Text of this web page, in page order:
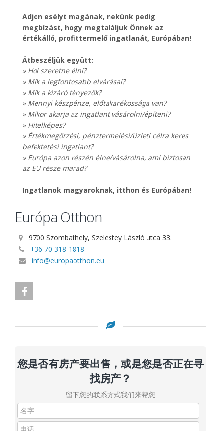
Adjon esélyt magának, nekünk pedig
megbízást, hogy megtaláljuk Önnek az
értékálló, profittermelő ingatlanát, Európában!
Átbeszéljük együtt:
» Hol szeretne élni?
» Mik a legfontosabb elvárásai?
» Mik a kizáró tényezők?
» Mennyi készpénze, előtakarékossága van?
» Mikor akarja az ingatlant vásárolni/építeni?
» Hitelképes?
» Értékmegőrzési, pénztermelési/üzleti célra keres
befektetési ingatlant?
» Európa azon részén élne/vásárolna, ami biztosan
az EU része marad?
Ingatlanok magyaroknak, itthon és Európában!
Európa Otthon
9700 Szombathely, Szelestey László utca 33.
+36 70 318-1818
info@europaotthon.eu
您是否有房产要出售，或是您是否正在寻
找房产？
留下您的联系方式我们来帮您